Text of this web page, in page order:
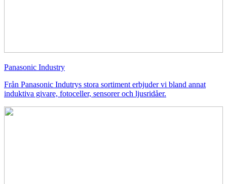
Panasonic Industry
Från Panasonic Indutrys stora sortiment erbjuder vi bland annat
induktiva givare, fotoceller, sensorer och ljusridåer.